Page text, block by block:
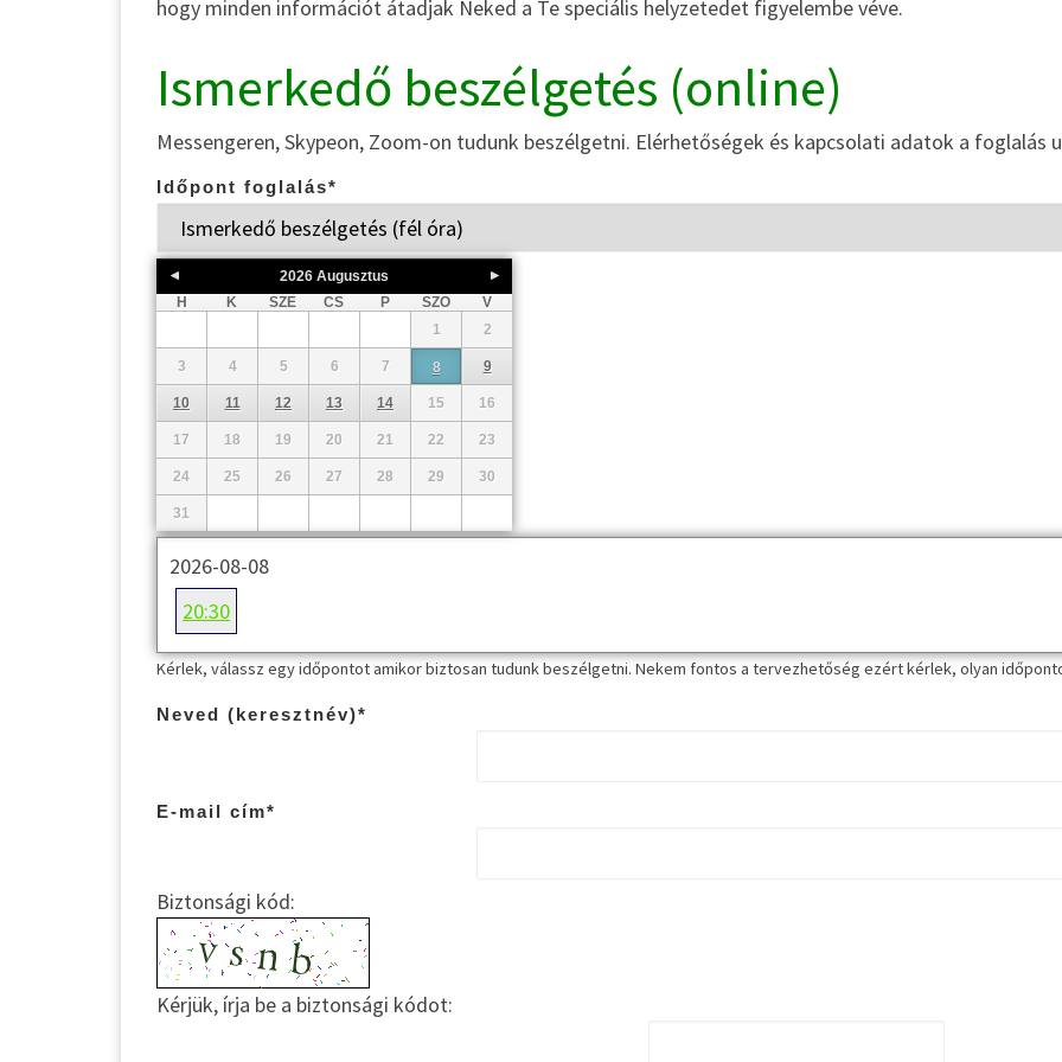
hogy minden információt átadjak Neked a Te speciális helyzetedet figyelembe véve.
Ismerkedő beszélgetés (online)
Messengeren, Skypeon, Zoom-on tudunk beszélgetni. Elérhetőségek és kapcsolati adatok a foglalás
Időpont foglalás*
2026 Augusztus
H
K SZE CS P SZO
V
1
2
3 4 5 6 7 8 9
10 11 12 13 14 15 16
17 18 19 20 21 22 23
24 25 26 27 28 29 30
31
2026-08-08
20:30
Kérlek, válassz egy időpontot amikor biztosan tudunk beszélgetni. Nekem fontos a tervezhetőség ezért kérlek, olyan
Neved (keresztnév)*
E-mail cím*
Biztonsági kód:
Kérjük, írja be a biztonsági kódot: